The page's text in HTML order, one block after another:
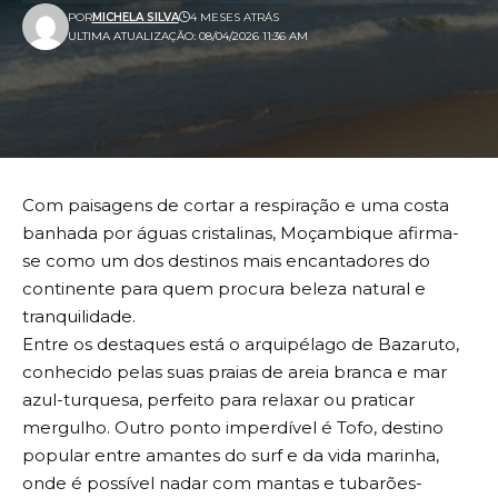
ULTIMA ATUALIZAÇÃO: 08/04/2026 11:36 AM
PORMICHELA SILVA 4 MESES ATRÁS
Com paisagens de cortar a respiração e uma costa
banhada por águas cristalinas, Moçambique afirma-
se como um dos destinos mais encantadores do
continente para quem procura beleza natural e
tranquilidade.
Entre os destaques está o arquipélago de Bazaruto,
conhecido pelas suas praias de areia branca e mar
azul-turquesa, perfeito para relaxar ou praticar
mergulho. Outro ponto imperdível é Tofo, destino
popular entre amantes do surf e da vida marinha,
onde é possível nadar com mantas e tubarões-